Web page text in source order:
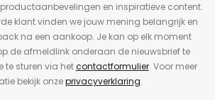
en inspiratieve content.
klant vinden we jouw mening belangrijk en
na een aankoop. Je kan op elk moment
de afmeldlink onderaan de nieuwsbrief te
te sturen via hetcontactformulier. Voor meer
bekijk onzeprivacyverklaring.